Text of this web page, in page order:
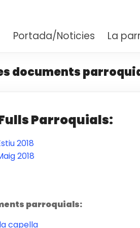
Portada/Noticies La
documents
Parroquials:
2018
2018
parroquials:
capella